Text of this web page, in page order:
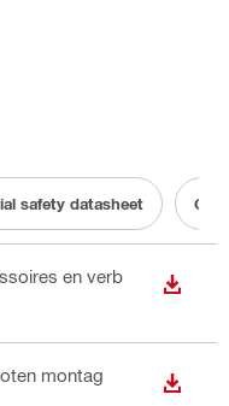
safety datasheet
en verb
montag